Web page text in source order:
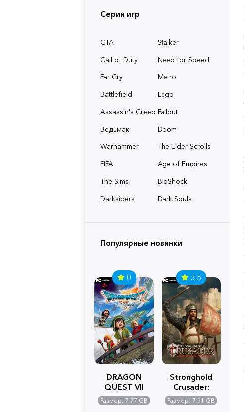
Серии игр
GTA
Stalker
Call of Duty
Need for Speed
Far Cry
Metro
Battlefield
Lego
Assassin's Creed Fallout
Ведьмак
Doom
Warhammer
The Elder Scrolls
FIFA
Age of Empires
The Sims
BioShock
Darksiders
Dark Souls
Популярные новинки
0
DRAGON
QUEST VII
Reimagined
Размер: 7.77 GB
3.5
Stronghold
Crusader:
Definitive
Edition
Размер: 7.31 GB